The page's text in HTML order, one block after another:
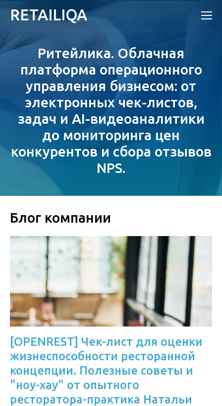
RETAILIQA
Ритейлика. Облачная
платформа операционного
управления бизнесом: от
электронных чек-листов,
задач и AI-видеоаналитики
до мониторинга цен
конкурентов и сбора отзывов
NPS.
Блог компании
[OPENREST] Чек-лист для оценки
жизнеспособности ресторанной
концепции. Полезные советы и
"ноу-хау" от опытного
ресторатора-практика Натальи